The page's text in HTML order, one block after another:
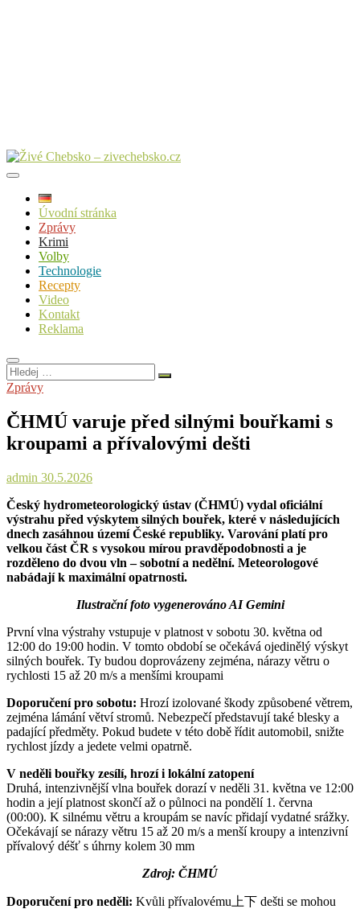
Úvodní stránka
Zprávy
Krimi
Volby
Technologie
Recepty
Video
Kontakt
Reklama
Hledej
…
Zprávy
ČHMÚ varuje před silnými bouřkami s
kroupami a přívalovými dešti
admin 30.5.2026
Český hydrometeorologický ústav (ČHMÚ) vydal oficiální
výstrahu před výskytem silných bouřek, které v následujících
dnech zasáhnou území České republiky. Varování platí pro
velkou část ČR s vysokou mírou pravděpodobnosti a je
rozděleno do dvou vln – sobotní a nedělní. Meteorologové
nabádají k maximální opatrnosti.
Ilustrační foto vygenerováno AI Gemini
První vlna výstrahy vstupuje v platnost v sobotu 30. května od
12:00 do 19:00 hodin. V tomto období se očekává ojedinělý výskyt
silných bouřek. Ty budou doprovázeny zejména, nárazy větru o
rychlosti 15 až 20 m/s a menšími kroupami
Doporučení pro sobotu: Hrozí izolované škody způsobené větrem,
zejména lámání větví stromů. Nebezpečí představují také blesky a
padající předměty. Pokud budete v této době řídit automobil, snižte
rychlost jízdy a jedete velmi opatrně.
V neděli bouřky zesílí, hrozí i lokální zatopení
Druhá, intenzivnější vlna bouřek dorazí v neděli 31. května ve 12:00
hodin a její platnost skončí až o půlnoci na pondělí 1. června
(00:00). K silnému větru a kroupám se navíc přidají vydatné srážky.
Očekávají se nárazy větru 15 až 20 m/s a menší kroupy a intenzivní
přívalový déšť s úhrny kolem 30 mm
Zdroj: ČHMÚ
Doporučení pro neděli: Kvůli přívalovému上下 dešti se mohou